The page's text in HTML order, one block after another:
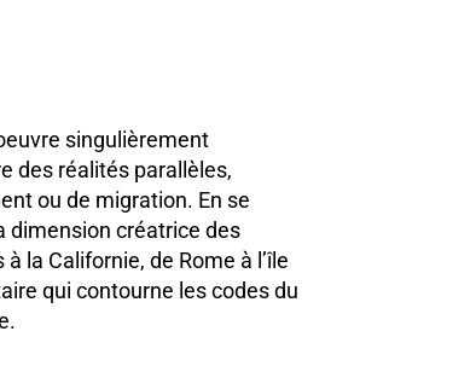
singulièrement
des réalités parallèles,
ou de migration. En se
dimension créatrice des
la Californie, de Rome à l’île
qui contourne les codes du